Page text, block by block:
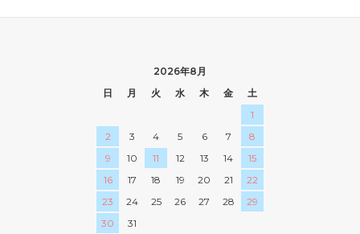
2026年8月
日
月 火 水 木 金
土
1
2
3 4 5 6 7
8
9
10 11 12 13 14
15
16
17 18 19 20 21
22
23
24 25 26 27 28
29
30
31